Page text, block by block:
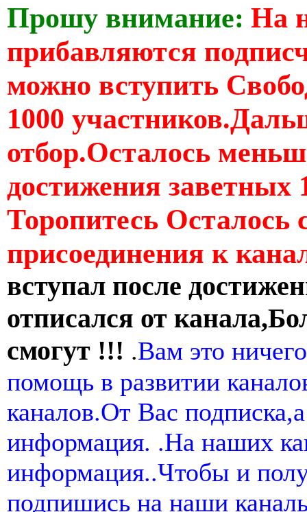
Прошу внимание: На
прибавляются
можно вступить
1000
отбор.Осталось
достижения заветных
Торопитесь Осталось
присоединения к
вступал после
отписался от
смогут !!! .Вам это
помощь в развитии
каналов.От Вас
информация. .На наших
информация..Чтобы и
подпишись на наши